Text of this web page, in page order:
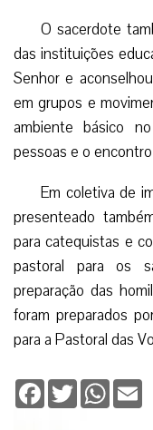
O sacerdote
das instituições
Senhor e
em grupos e
ambiente básico
pessoas e o
Em coletiva de
presenteado
para catequistas e
pastoral para os
preparação das
foram preparados
para a Pastoral das
Facebook
Twitter